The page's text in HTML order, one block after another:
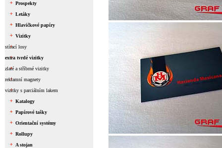
Prospekty
Letáky
Hlavičkové papíry
Vizitky
stírací losy
extra tvrdé vizitky
zlaté a stříbrné vizitky
reklamní magnety
vizitky s parciálním lakem
Katalogy
Papírové tašky
Orientační systémy
Rollupy
A stojan